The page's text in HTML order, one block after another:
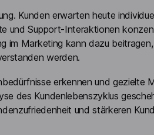
Kunden erwarten heute
und Support-Interaktionen
im Marketing kann dazu
werden.
erkennen und gezielte
des Kundenlebenszyklus
und stärkeren